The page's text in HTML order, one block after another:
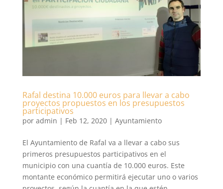
Rafal destina 10.000 euros para llevar a cabo
proyectos propuestos en los presupuestos
participativos
por admin | Feb 12, 2020| Ayuntamiento
El Ayuntamiento de Rafal va a llevar a cabo sus
primeros presupuestos participativos en el
municipio con una cuantía de 10.000 euros. Este
montante económico permitirá ejecutar uno o varios